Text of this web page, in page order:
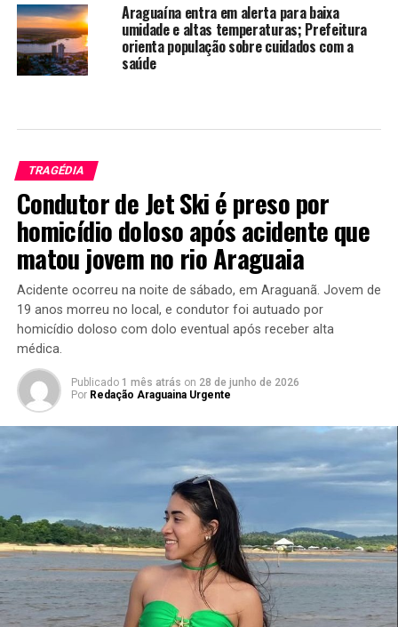
Araguaína entra em alerta para baixa
umidade e altas temperaturas; Prefeitura
orienta população sobre cuidados com a
saúde
TRAGÉDIA
Condutor de Jet Ski é preso por
homicídio doloso após acidente que
matou jovem no rio Araguaia
Acidente ocorreu na noite de sábado, em Araguanã. Jovem de
19 anos morreu no local, e condutor foi autuado por
homicídio doloso com dolo eventual após receber alta
médica.
Publicado 1 mês atrás on 28 de junho de 2026
Por Redação Araguaina Urgente